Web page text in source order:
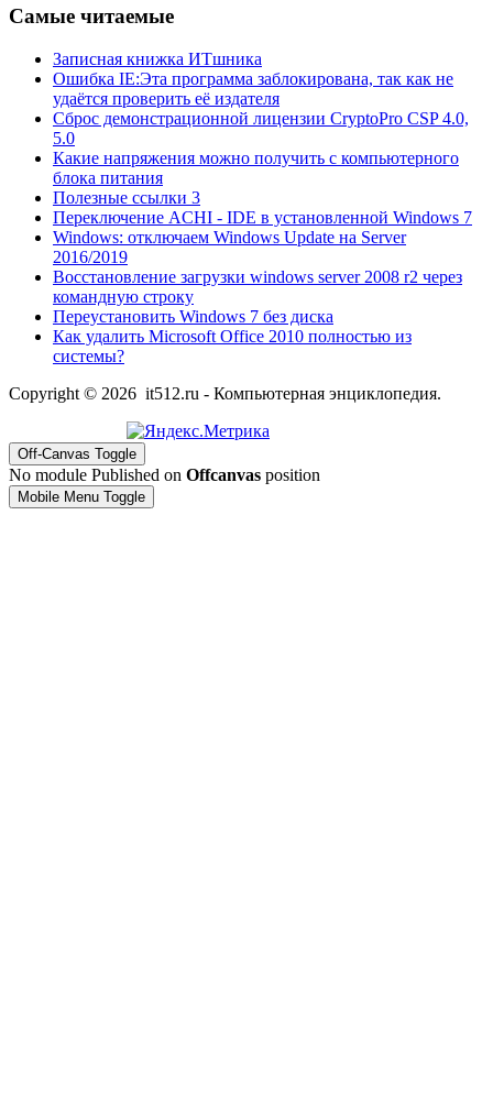
Самые читаемые
Записная книжка ИТшника
Ошибка IE:Эта программа заблокирована, так как не
удаётся проверить её издателя
Сброс демонстрационной лицензии CryptoPro CSP 4.0,
5.0
Какие напряжения можно получить с компьютерного
блока питания
Полезные ссылки 3
Переключение ACHI - IDE в установленной Windows 7
Windows: отключаем Windows Update на Server
2016/2019
Восстановление загрузки windows server 2008 r2 через
командную строку
Переустановить Windows 7 без диска
Как удалить Microsoft Office 2010 полностью из
системы?
Copyright © 2026 it512.ru - Компьютерная энциклопедия.
Off-Canvas Toggle
No module Published on Offcanvas position
Mobile Menu Toggle